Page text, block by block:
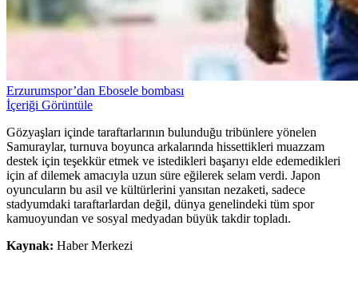
Erzurumspor’dan Ebosele bombası
İçeriği Görüntüle
Gözyaşları içinde taraftarlarının bulunduğu tribünlere yönelen
Samuraylar, turnuva boyunca arkalarında hissettikleri muazzam
destek için teşekkür etmek ve istedikleri başarıyı elde edemedikleri
için af dilemek amacıyla uzun süre eğilerek selam verdi. Japon
oyuncuların bu asil ve kültürlerini yansıtan nezaketi, sadece
stadyumdaki taraftarlardan değil, dünya genelindeki tüm spor
kamuoyundan ve sosyal medyadan büyük takdir topladı.
Kaynak: Haber Merkezi